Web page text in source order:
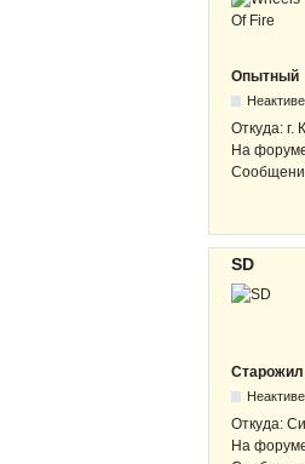
Опытный
Откуда: г.
На
SD
Старожил
Откуда:
На